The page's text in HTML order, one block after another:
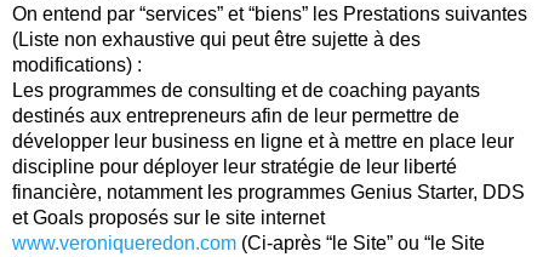
On entend par “services” et “biens” les Prestations suivantes
(Liste non exhaustive qui peut être sujette à des
modifications) :
Les programmes de consulting et de coaching payants
destinés aux entrepreneurs afin de leur permettre de
développer leur business en ligne et à mettre en place leur
discipline pour déployer leur stratégie de leur liberté
financière, notamment les programmes Genius Starter, DDS
et Goals proposés sur le site internet
www.veroniqueredon.com (Ci-après “le Site” ou “le Site